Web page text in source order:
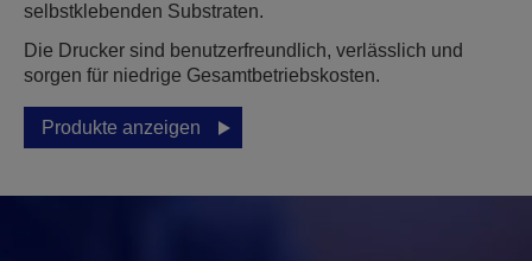
selbstklebenden Substraten.
Die Drucker sind benutzerfreundlich, verlässlich und
sorgen für niedrige Gesamtbetriebskosten.
Produkte anzeigen